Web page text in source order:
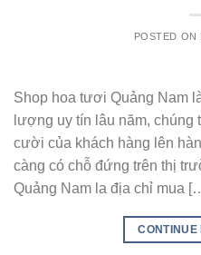
POSTED ON
Shop hoa tươi Quảng Nam
lượng uy tín lâu năm,
cười của khách hàng lên
càng có chỗ đứng trên thị
Quảng Nam la địa chỉ mua
CONTINUE